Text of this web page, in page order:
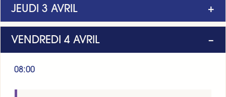
JEUDI 3 AVRIL
VENDREDI 4 AVRIL
08:00